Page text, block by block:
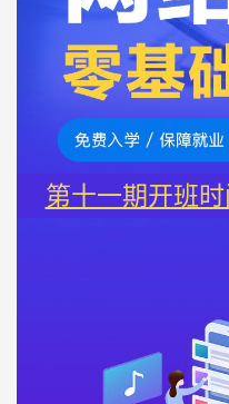
第十一期开班